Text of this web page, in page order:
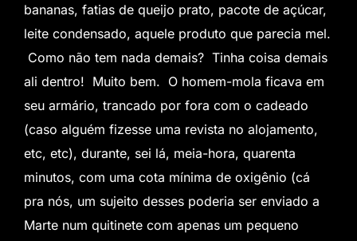
bananas, fatias de queijo prato, pacote de açúcar,
leite condensado, aquele produto que parecia mel.
Como não tem nada demais? Tinha coisa demais
ali dentro! Muito bem. O homem-mola ficava em
seu armário, trancado por fora com o cadeado
(caso alguém fizesse uma revista no alojamento,
etc, etc), durante, sei lá, meia-hora, quarenta
minutos, com uma cota mínima de oxigênio (cá
pra nós, um sujeito desses poderia ser enviado a
Marte num quitinete com apenas um pequeno